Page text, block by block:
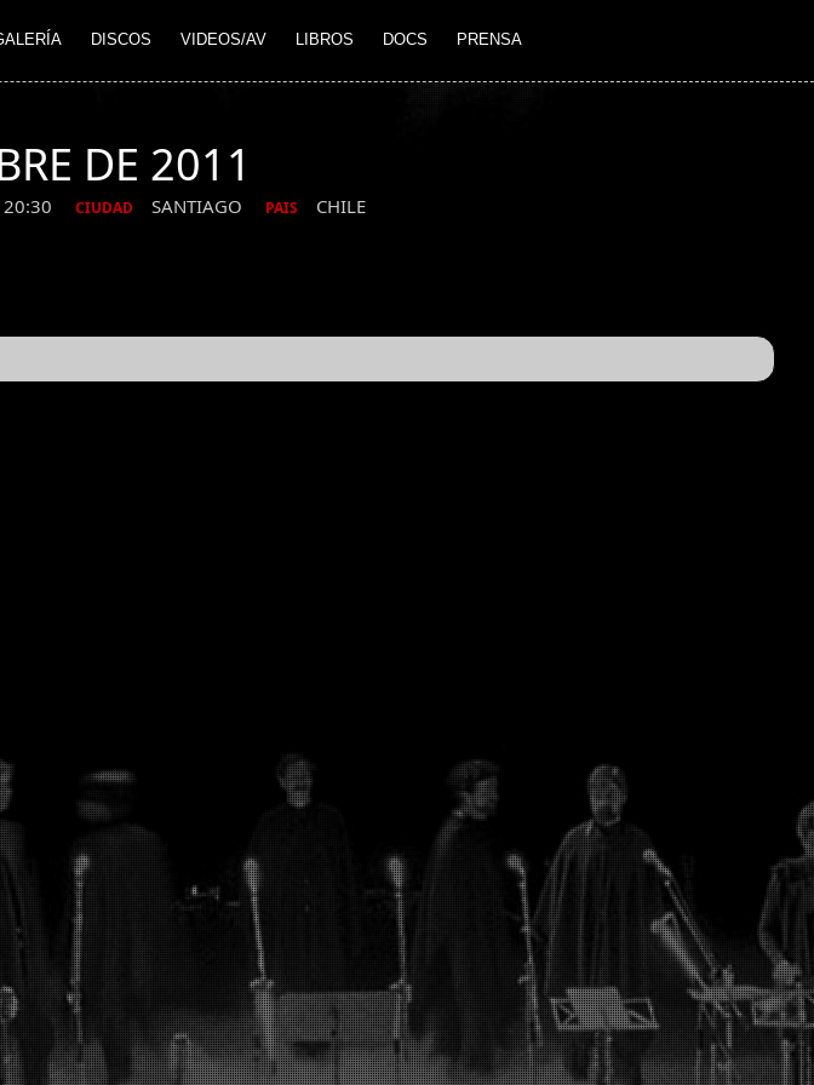
DISCOS VIDEOS/AV LIBROS DOCS PRENSA
DE 2011
20:30 CIUDAD SANTIAGO PAIS CHILE